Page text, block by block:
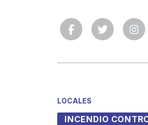
LOCALES
INCENDIO